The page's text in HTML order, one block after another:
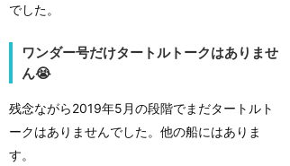
でした。
ワンダー号だけタートルトークはありませ
ん😭
残念ながら2019年5月の段階でまだタートルト
ークはありませんでした。他の船にはありま
す。